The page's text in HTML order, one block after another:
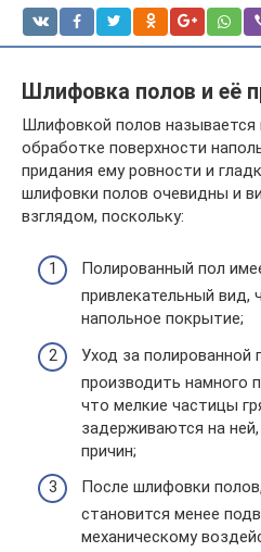
Шлифовка полов и её
Шлифовкой полов называется
обработке поверхности
придания ему ровности и
шлифовки полов очевидны и
взглядом, поскольку:
Полированный пол
привлекательный вид,
напольное покрытие;
Уход за полированной
производить намного
что мелкие частицы
задерживаются на
причин;
После шлифовки
становится менее
механическому